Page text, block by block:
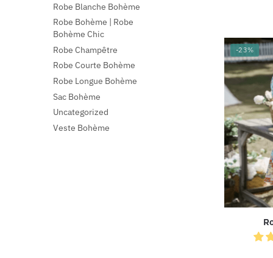
-23%
Robe Blanche Bohème
Robe Bohème | Robe
Bohème Chic
Robe Champêtre
Robe Courte Bohème
Robe Longue Bohème
Sac Bohème
Uncategorized
Veste Bohème